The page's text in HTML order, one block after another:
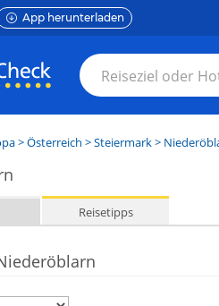
App herunterladen
>Österreich >Steiermark>
Reisetipps